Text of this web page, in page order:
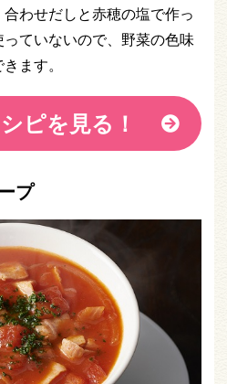
わせだしと赤穂の塩で作っ
ていないので、野菜の色味
ます。
ピを見る！
プ